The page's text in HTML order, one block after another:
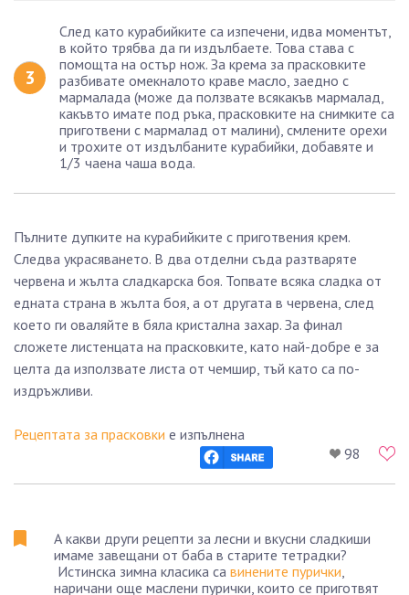
След като курабийките са изпечени, идва моментът,
в който трябва да ги издълбаете. Това става с
помощта на остър нож. За крема за прасковките
разбивате омекналото краве масло, заедно с
мармалада (може да ползвате всякакъв мармалад,
какъвто имате под ръка, прасковките на снимките са
приготвени с мармалад от малини), смлените орехи
и трохите от издълбаните курабийки, добавяте и
1/3 чаена чаша вода.
Пълните дупките на курабийките с приготвения крем.
Следва украсяването. В два отделни съда разтваряте
червена и жълта сладкарска боя. Топвате всяка сладка от
едната страна в жълта боя, а от другата в червена, след
което ги оваляйте в бяла кристална захар. За финал
сложете листенцата на прасковките, като най-добре е за
целта да използвате листа от чемшир, тъй като са по-
издръжливи.
Рецептата за прасковки е изпълнена
98
А какви други рецепти за лесни и вкусни сладкиши
имаме завещани от баба в старите тетрадки?
Истинска зимна класика са винените пурички
наричани още маслени пурички, които се приготвят